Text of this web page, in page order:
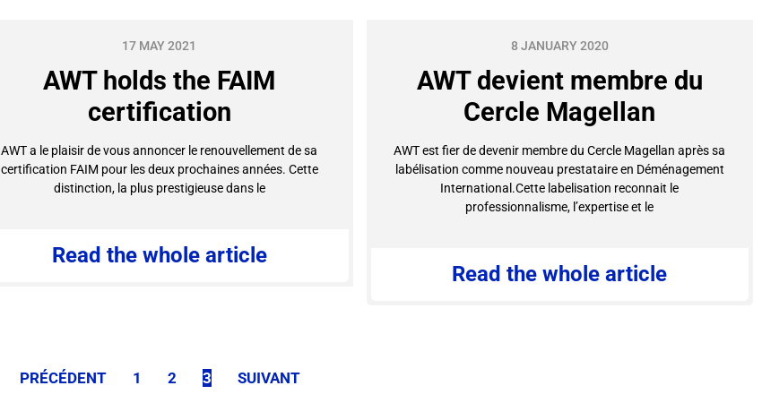
AWT holds the FAIM
certification
17 MAY 2021
AWT a le plaisir de vous annoncer le renouvellement de sa
certification FAIM pour les deux prochaines années. Cette
distinction, la plus prestigieuse dans le
Read the whole article
AWT devient membre du
Cercle Magellan
8 JANUARY 2020
AWT est fier de devenir membre du Cercle Magellan après sa
labélisation comme nouveau prestataire en Déménagement
International.Cette labelisation reconnait le
professionnalisme, l’expertise et le
Read the whole article
PRÉCÉDENT 1 2 3 SUIVANT